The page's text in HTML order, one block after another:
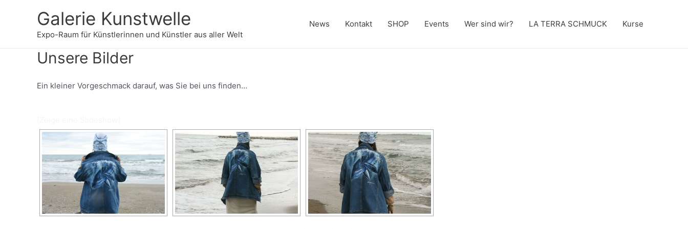
Galerie Kunstwelle
Expo-Raum für Künstlerinnen und Künstler aus aller Welt
News Kontakt SHOP Events Wer sind wir? LA TERRA SCHMUCK Kurse
Unsere Bilder
Ein kleiner Vorgeschmack darauf, was Sie bei uns finden…